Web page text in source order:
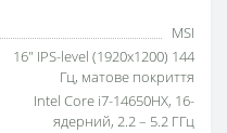
MSI
16" IPS-level (1920x1200) 144
Гц, матове покриття
Intel Core i7-14650HX, 16-
ядерний, 2.2 – 5.2 ГГц